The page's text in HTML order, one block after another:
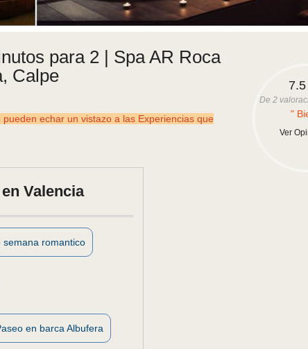
para 2 | Spa AR Roca
Calpe
pueden echar un vistazo a las Experiencias que
Valencia
semana romantico
en barca Albufera
7.5
De 2
"
Ver